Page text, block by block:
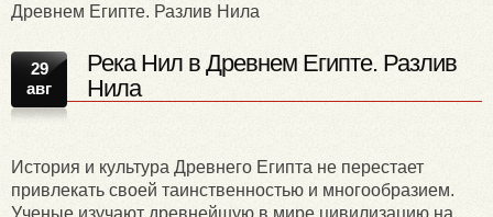
Древнем Египте. Разлив Нила
29
авг
Река Нил в Древнем Египте. Разлив
Нила
История и культура Древнего Египта не перестает
привлекать своей таинственностью и многообразием.
Ученые изучают древнейшую в мире цивилизацию на